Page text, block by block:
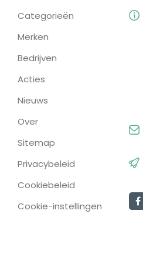
Categorieën
Merken
Bedrijven
Acties
Nieuws
Over
Sitemap
Privacybeleid
Cookiebeleid
Cookie-instellingen